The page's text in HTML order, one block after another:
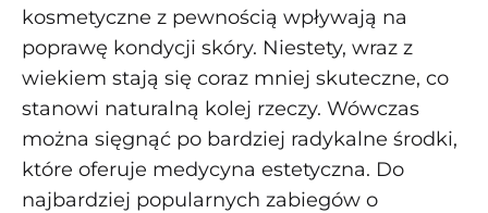
kosmetyczne z pewnością wpływają na
poprawę kondycji skóry. Niestety, wraz z
wiekiem stają się coraz mniej skuteczne, co
stanowi naturalną kolej rzeczy. Wówczas
można sięgnąć po bardziej radykalne środki,
które oferuje medycyna estetyczna. Do
najbardziej popularnych zabiegów o